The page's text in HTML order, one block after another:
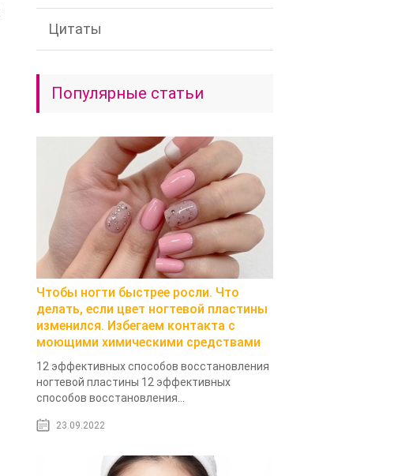
Цитаты
Популярные статьи
Чтобы ногти быстрее росли. Что
делать, если цвет ногтевой пластины
изменился. Избегаем контакта с
моющими химическими средствами
12 эффективных способов восстановления
ногтевой пластины 12 эффективных
способов восстановления...
23.09.2022